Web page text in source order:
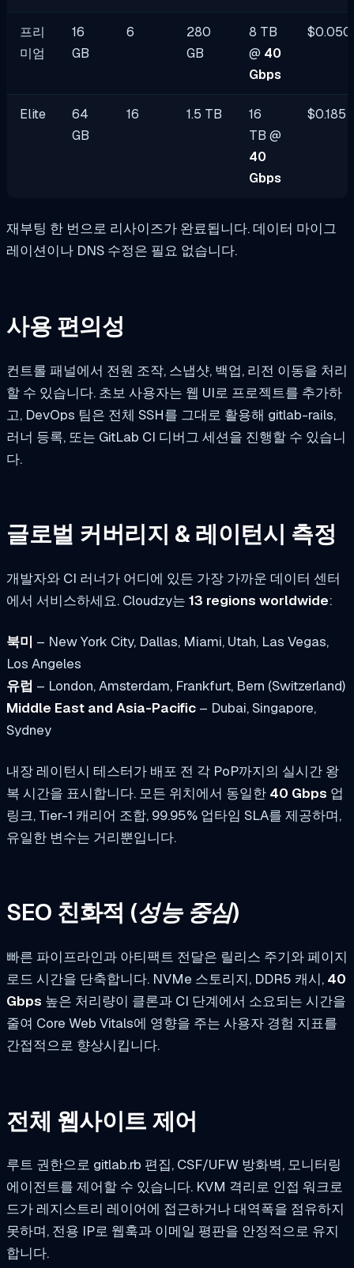
프리
미엄
16
GB
6
280
GB
8 TB
@ 40
Gbps
$0.050
Elite
64
GB
16 1.5 TB
16
TB @
40
Gbps
$0.185
재부팅 한 번으로 리사이즈가 완료됩니다. 데이터 마이그
레이션이나 DNS 수정은 필요 없습니다.
사용 편의성
컨트롤 패널에서 전원 조작, 스냅샷, 백업, 리전 이동을 처리
할 수 있습니다. 초보 사용자는 웹 UI로 프로젝트를 추가하
고, DevOps 팀은 전체 SSH를 그대로 활용해 gitlab-rails,
러너 등록, 또는 GitLab CI 디버그 세션을 진행할 수 있습니
다.
글로벌 커버리지 & 레이턴시 측정
개발자와 CI 러너가 어디에 있든 가장 가까운 데이터 센터
에서 서비스하세요. Cloudzy는 13 regions worldwide:
북미 – New York City, Dallas, Miami, Utah, Las Vegas,
Los Angeles
유럽 – London, Amsterdam, Frankfurt, Bern (Switzerland)
Middle East and Asia-Pacific – Dubai, Singapore,
Sydney
내장 레이턴시 테스터가 배포 전 각 PoP까지의 실시간 왕
복 시간을 표시합니다. 모든 위치에서 동일한 40 Gbps 업
링크, Tier-1 캐리어 조합, 99.95% 업타임 SLA를 제공하며,
유일한 변수는 거리뿐입니다.
SEO 친화적 (성능 중심)
빠른 파이프라인과 아티팩트 전달은 릴리스 주기와 페이지
로드 시간을 단축합니다. NVMe 스토리지, DDR5 캐시, 40
Gbps 높은 처리량이 클론과 CI 단계에서 소요되는 시간을
줄여 Core Web Vitals에 영향을 주는 사용자 경험 지표를
간접적으로 향상시킵니다.
전체 웹사이트 제어
루트 권한으로 gitlab.rb 편집, CSF/UFW 방화벽, 모니터링
에이전트를 제어할 수 있습니다. KVM 격리로 인접 워크로
드가 레지스트리 레이어에 접근하거나 대역폭을 점유하지
못하며, 전용 IP로 웹훅과 이메일 평판을 안정적으로 유지
합니다.